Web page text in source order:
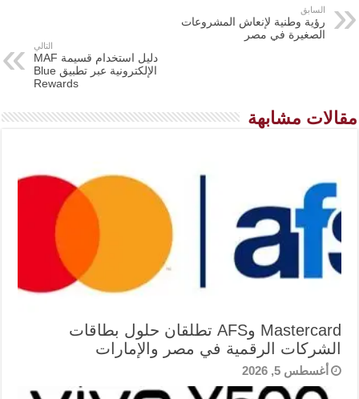
السابق
رؤية وطنية لإنعاش المشروعات
الصغيرة في مصر
التالي
دليل استخدام قسيمة MAF
الإلكترونية عبر تطبيق Blue
Rewards
مقالات مشابهة
Mastercard وAFS تطلقان حلول بطاقات
الشركات الرقمية في مصر والإمارات
أغسطس 5, 2026